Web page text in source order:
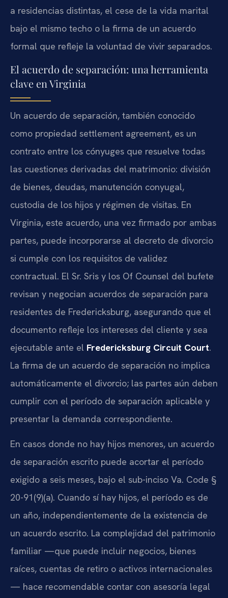
a residencias distintas, el cese de la vida marital
bajo el mismo techo o la firma de un acuerdo
formal que refleje la voluntad de vivir separados.
El acuerdo de separación: una herramienta
clave en Virginia
Un acuerdo de separación, también conocido
como propiedad settlement agreement, es un
contrato entre los cónyuges que resuelve todas
las cuestiones derivadas del matrimonio: división
de bienes, deudas, manutención conyugal,
custodia de los hijos y régimen de visitas. En
Virginia, este acuerdo, una vez firmado por ambas
partes, puede incorporarse al decreto de divorcio
si cumple con los requisitos de validez
contractual. El Sr. Sris y los Of Counsel del bufete
revisan y negocian acuerdos de separación para
residentes de Fredericksburg, asegurando que el
documento refleje los intereses del cliente y sea
ejecutable ante el Fredericksburg Circuit Court.
La firma de un acuerdo de separación no implica
automáticamente el divorcio; las partes aún deben
cumplir con el período de separación aplicable y
presentar la demanda correspondiente.
En casos donde no hay hijos menores, un acuerdo
de separación escrito puede acortar el período
exigido a seis meses, bajo el sub-inciso Va. Code §
20-91(9)(a). Cuando sí hay hijos, el período es de
un año, independientemente de la existencia de
un acuerdo escrito. La complejidad del patrimonio
familiar —que puede incluir negocios, bienes
raíces, cuentas de retiro o activos internacionales
— hace recomendable contar con asesoría legal